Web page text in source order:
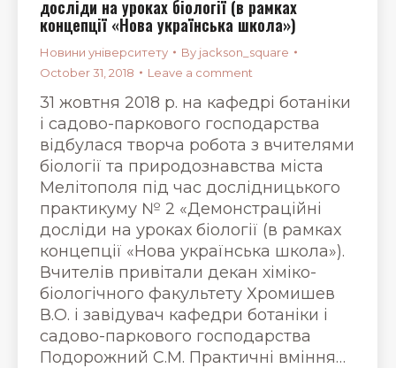
досліди на уроках біології (в рамках
концепції «Нова українська школа»)
Новини університету By jackson_square
October 31, 2018
Leave a comment
31 жовтня 2018 р. на кафедрі ботаніки
і садово-паркового господарства
відбулася творча робота з вчителями
біології та природознавства міста
Мелітополя під час дослідницького
практикуму № 2 «Демонстраційні
досліди на уроках біології (в рамках
концепції «Нова українська школа»).
Вчителів привітали декан хіміко-
біологічного факультету Хромишев
В.О. і завідувач кафедри ботаніки і
садово-паркового господарства
Подорожний С.М. Практичні вміння…